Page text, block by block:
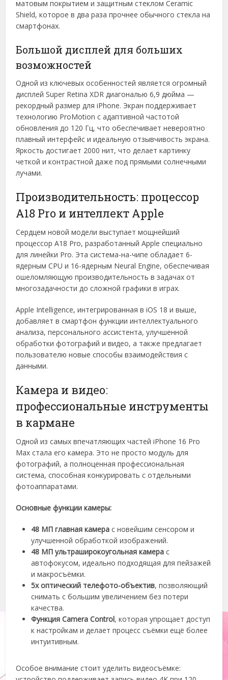
матовым покрытием и защитным стеклом Ceramic
Shield, которое в два раза прочнее обычного стекла на
смартфонах.
Большой дисплей для больших
возможностей
Одной из ключевых особенностей является огромный
дисплей Super Retina XDR диагональю 6,9 дюйма —
рекордный размер для iPhone. Экран поддерживает
технологию ProMotion с адаптивной частотой
обновления до 120 Гц, что обеспечивает невероятно
плавный интерфейс и идеальную отзывчивость экрана.
Яркость достигает 2000 нит, что делает картинку
четкой и контрастной даже под прямыми солнечными
лучами.
Производительность: процессор
A18 Pro и интеллект Apple
Сердцем новой модели выступает мощнейший
процессор A18 Pro, разработанный Apple специально
для линейки Pro. Эта система-на-чипе обладает 6-
ядерным CPU и 16-ядерным Neural Engine, обеспечивая
ошеломляющую производительность в задачах от
многозадачности до сложной графики в играх.
Apple Intelligence, интегрированная в iOS 18 и выше,
добавляет в смартфон функции интеллектуального
анализа, персонального ассистента, улучшенной
обработки фотографий и видео, а также предлагает
пользователю новые способы взаимодействия с
данными.
Камера и видео:
профессиональные инструменты
в кармане
Одной из самых впечатляющих частей iPhone 16 Pro
Max стала его камера. Это не просто модуль для
фотографий, а полноценная профессиональная
система, способная конкурировать с отдельными
фотоаппаратами.
Основные функции камеры:
48 МП главная камера с новейшим сенсором и
улучшенной обработкой изображений.
48 МП ультраширокоугольная камера с
автофокусом, идеально подходящая для пейзажей
и макросъёмки.
5x оптический телефото-объектив, позволяющий
снимать с большим увеличением без потери
качества.
Функция Camera Control, которая упрощает доступ
к настройкам и делает процесс съёмки ещё более
интуитивным.
Особое внимание стоит уделить видеосъёмке: